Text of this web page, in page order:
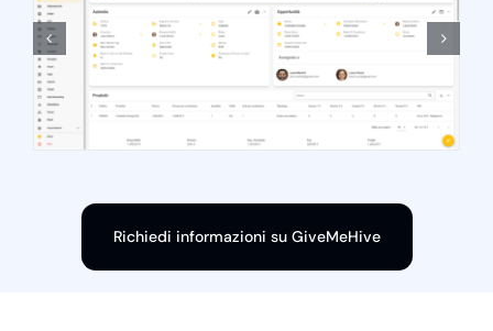
Richiedi informazioni su GiveMeHive